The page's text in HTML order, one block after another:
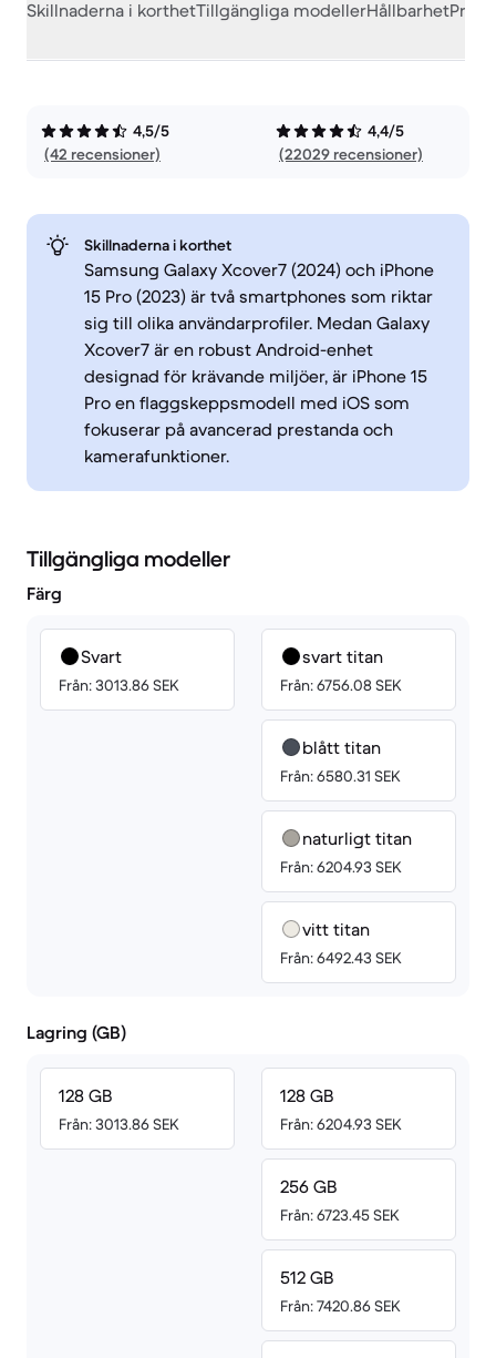
Skillnaderna i korthetTillgängliga modellerHållbarhet
4,5/5
(42 recensioner)
4,4/5
(22029 recensioner)
Skillnaderna i korthet
Samsung Galaxy Xcover7 (2024) och iPhone
15 Pro (2023) är två smartphones som riktar
sig till olika användarprofiler. Medan Galaxy
Xcover7 är en robust Android-enhet
designad för krävande miljöer, är iPhone 15
Pro en flaggskeppsmodell med iOS som
fokuserar på avancerad prestanda och
kamerafunktioner.
Tillgängliga modeller
Färg
Svart
Från: 3013.86 SEK
svart titan
Från: 6756.08 SEK
blått titan
Från: 6580.31 SEK
naturligt titan
Från: 6204.93 SEK
vitt titan
Från: 6492.43 SEK
Lagring (GB)
128 GB
Från: 3013.86 SEK
128 GB
Från: 6204.93 SEK
256 GB
Från: 6723.45 SEK
512 GB
Från: 7420.86 SEK